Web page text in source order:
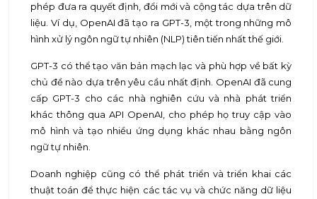
phép đưa ra quyết định, đổi mới và cộng tác dựa trên dữ
liệu. Ví dụ, OpenAI đã tạo ra GPT-3, một trong những mô
hình xử lý ngôn ngữ tự nhiên (NLP) tiên tiến nhất thế giới.
GPT-3 có thể tạo văn bản mạch lạc và phù hợp về bất kỳ
chủ đề nào dựa trên yêu cầu nhất định. OpenAI đã cung
cấp GPT-3 cho các nhà nghiên cứu và nhà phát triển
khác thông qua API OpenAI, cho phép họ truy cập vào
mô hình và tạo nhiều ứng dụng khác nhau bằng ngôn
ngữ tự nhiên.
Doanh nghiệp cũng có thể phát triển và triển khai các
thuật toán để thực hiện các tác vụ và chức năng dữ liệu